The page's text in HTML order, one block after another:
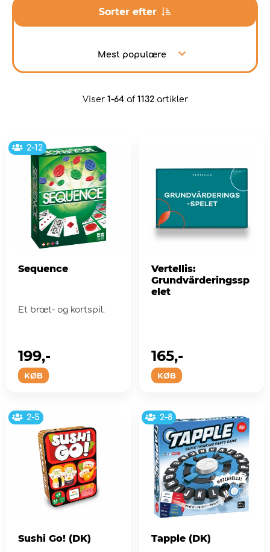
Sorter efter
Mest populære
Viser 1-64af 1132artikler
2-12
Sequence
Et bræt- og kortspil.
KØB
199,-
Vertellis:
Grundvärderingssp
elet
KØB
165,-
2-5
Sushi Go! (DK)
2-8
Tapple (DK)